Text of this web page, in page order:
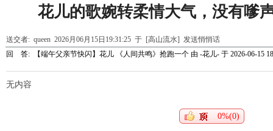
花儿的歌婉转柔情大气，没有嗲
送交者: queen 2026月06月15日19:31:25 于 [高山流水] 发送悄悄话
回 答:
【端午父亲节快闪】花儿 《人间共鸣》抢跑一个 由 -花儿- 于 2026-06-15
无内容
0%(0)